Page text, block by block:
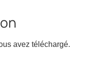
avez téléchargé.